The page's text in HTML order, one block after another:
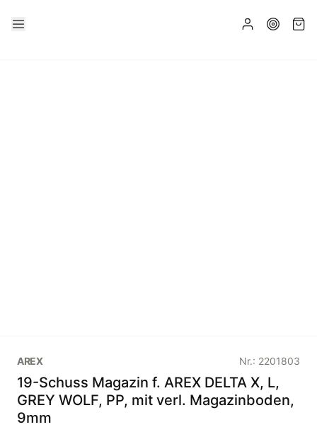
AREX Nr.: 2201803
19-Schuss Magazin f. AREX DELTA X, L,
GREY WOLF, PP, mit verl. Magazinboden,
9mm